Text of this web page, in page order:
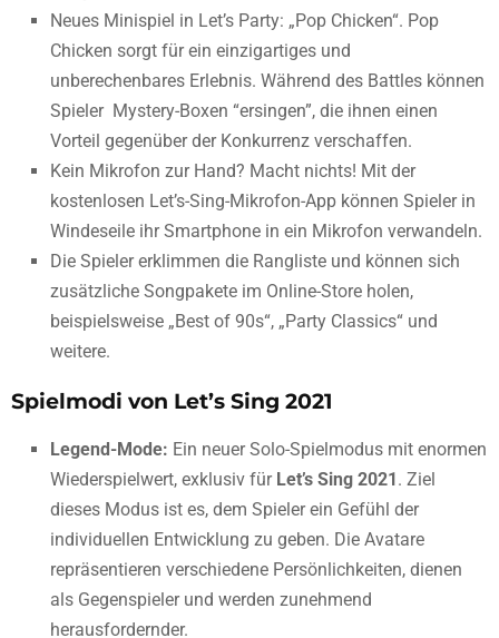
Neues Minispiel in Let’s Party: „Pop Chicken“. Pop
Chicken sorgt für ein einzigartiges und
unberechenbares Erlebnis. Während des Battles können
Spieler Mystery-Boxen “ersingen”, die ihnen einen
Vorteil gegenüber der Konkurrenz verschaffen.
Kein Mikrofon zur Hand? Macht nichts! Mit der
kostenlosen Let’s-Sing-Mikrofon-App können Spieler in
Windeseile ihr Smartphone in ein Mikrofon verwandeln.
Die Spieler erklimmen die Rangliste und können sich
zusätzliche Songpakete im Online-Store holen,
beispielsweise „Best of 90s“, „Party Classics“ und
weitere.
Spielmodi von Let’s Sing 2021
Legend-Mode: Ein neuer Solo-Spielmodus mit enormen
Wiederspielwert, exklusiv für Let’s Sing 2021. Ziel
dieses Modus ist es, dem Spieler ein Gefühl der
individuellen Entwicklung zu geben. Die Avatare
repräsentieren verschiedene Persönlichkeiten, dienen
als Gegenspieler und werden zunehmend
herausfordernder.